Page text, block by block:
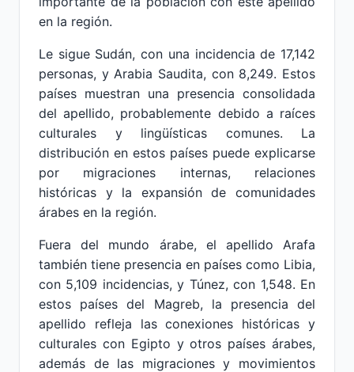
en la región.
Le sigue Sudán, con una incidencia de 17,142
personas, y Arabia Saudita, con 8,249. Estos
países muestran una presencia consolidada
del apellido, probablemente debido a raíces
culturales y lingüísticas comunes. La
distribución en estos países puede explicarse
por migraciones internas, relaciones
históricas y la expansión de comunidades
árabes en la región.
Fuera del mundo árabe, el apellido Arafa
también tiene presencia en países como Libia,
con 5,109 incidencias, y Túnez, con 1,548. En
estos países del Magreb, la presencia del
apellido refleja las conexiones históricas y
culturales con Egipto y otros países árabes,
además de las migraciones y movimientos